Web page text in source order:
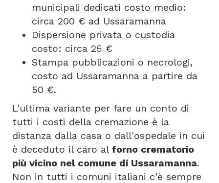
municipali dedicati costo medio:
circa 200 € ad Ussaramanna
Dispersione privata o custodia
costo: circa 25 €
Stampa pubblicazioni o necrologi,
costo ad Ussaramanna a partire da
50 €.
L'ultima variante per fare un conto di
tutti i costi della cremazione è la
distanza dalla casa o dall'ospedale in cui
è deceduto il caro al forno crematorio
più vicino nel comune di Ussaramanna.
Non in tutti i comuni italiani c'è sempre